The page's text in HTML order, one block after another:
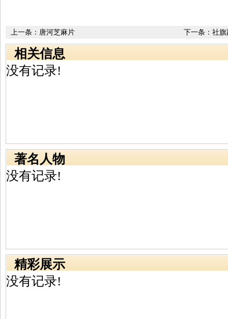
下一条： 社旗
上一条： 唐河芝麻片
相关信息
没有记录!
著名人物
没有记录!
精彩展示
没有记录!